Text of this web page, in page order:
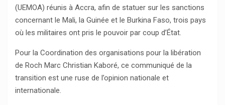
(UEMOA) réunis à Accra, afin de statuer sur les sanctions
concernant le Mali, la Guinée et le Burkina Faso, trois pays
où les militaires ont pris le pouvoir par coup d’État.
Pour la Coordination des organisations pour la libération
de Roch Marc Christian Kaboré, ce communiqué de la
transition est une ruse de l’opinion nationale et
internationale.